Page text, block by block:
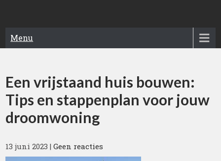
Menu
Een vrijstaand huis bouwen:
Tips en stappenplan voor jouw
droomwoning
13 juni 2023 |Geen reacties